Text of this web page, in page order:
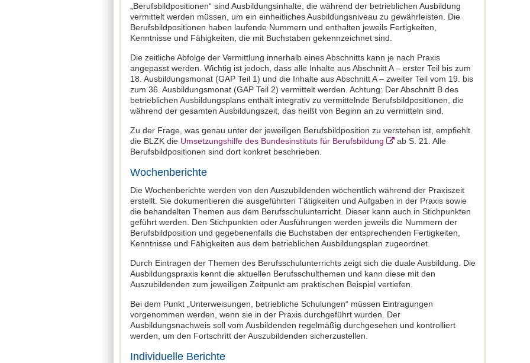
„Berufsbildpositionen“ sind Ausbildungsinhalte, die während der betrieblichen Ausbildung
vermittelt werden müssen, um ein einheitliches Ausbildungsniveau zu gewährleisten. Die
Berufsbildpositionen haben laufende Nummern und enthalten jeweils Fertigkeiten,
Kenntnisse und Fähigkeiten, die mit Buchstaben gekennzeichnet sind.
Die zeitliche Abfolge der Vermittlung innerhalb eines Abschnitts kann je nach Praxis
angepasst werden. Wichtig ist jedoch, dass alle Inhalte aus Abschnitt A – erster Teil bis zum
18. Ausbildungsmonat (GAP Teil 1) und die Inhalte aus Abschnitt A – zweiter Teil vom 19. bis
zum 36. Ausbildungsmonat (GAP Teil 2) vermittelt werden. Achtung: Der Abschnitt B des
betrieblichen Ausbildungsplans enthält integrativ zu vermittelnde Berufsbildpositionen, die
während der gesamten Ausbildungszeit, das heißt von Beginn an zu vermitteln sind.
Zu der Frage, was genau unter der jeweiligen Berufsbildposition zu verstehen ist, empfiehlt
die BLZK die Umsetzungshilfe des Bundesinstituts für Berufsbildung
ab S. 21. Alle
Berufsbildpositionen sind dort konkret beschrieben.
Wochenberichte
Die Wochenberichte werden von den Auszubildenden wöchentlich während der Praxiszeit
erstellt. Sie dokumentieren die ausgeführten Tätigkeiten und Aufgaben in der Praxis sowie
die behandelten Themen aus dem Berufsschulunterricht. Dieser kann auch in Stichpunkten
geführt werden. Den Stichpunkten oder Ausführungen werden jeweils die Nummern der
Berufsbildposition und gegebenenfalls die Buchstaben der entsprechenden Fertigkeiten,
Kenntnisse und Fähigkeiten aus dem betrieblichen Ausbildungsplan zugeordnet.
Durch Eintragen der Themen des Berufsschulunterrichts zeigt sich die duale Ausbildung. Die
Ausbildungspraxis kennt die aktuellen Berufsschulthemen und kann diese mit den
Auszubildenden zum jeweiligen Zeitpunkt am praktischen Beispiel vertiefen.
Bei dem Punkt „Unterweisungen, betriebliche Schulungen“ müssen Eintragungen
vorgenommen werden, wenn sie in der Praxis durchgeführt wurden. Der
Ausbildungsnachweis soll vom Ausbildenden regelmäßig durchgesehen und kontrolliert
werden, um den Fortschritt der Auszubildenden sicherzustellen.
Individuelle Berichte